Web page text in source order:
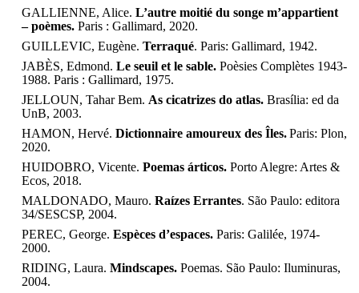
GALLIENNE, Alice. L’autre moitié du songe m’appartient
– poèmes.Paris : Gallimard, 2020.
GUILLEVIC, Eugène. Terraqué. Paris: Gallimard, 1942.
JABÈS, Edmond. Le seuil et le sable.Poèsies Complètes 1943-
1988. Paris : Gallimard, 1975.
JELLOUN, Tahar Bem. As cicatrizes do atlas.Brasília: ed da
UnB, 2003.
HAMON, Hervé. Dictionnaire amoureux des Îles.Paris: Plon,
2020.
HUIDOBRO, Vicente. Poemas árticos.Porto Alegre: Artes &
Ecos, 2018.
MALDONADO, Mauro. Raízes Errantes. São Paulo: editora
34/SESCSP, 2004.
PEREC, George. Espèces d’espaces.Paris: Galilée, 1974-
2000.
RIDING, Laura. Mindscapes. Poemas. São Paulo: Iluminuras,
2004.